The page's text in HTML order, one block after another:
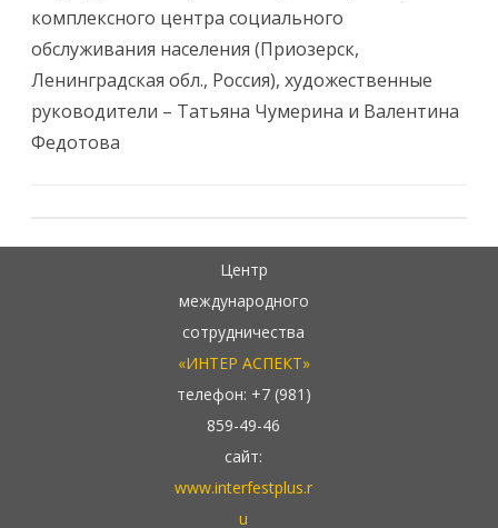
комплексного центра социального
обслуживания населения (Приозерск,
Ленинградская обл., Россия), художественные
руководители – Татьяна Чумерина и Валентина
Федотова
Центр
международного
сотрудничества
«ИНТЕР АСПЕКТ»
телефон: +7 (981)
859-49-46
сайт:
www.interfestplus.r
u